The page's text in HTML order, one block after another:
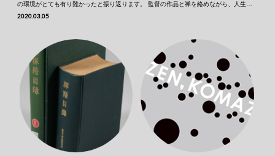
の環境がとても有り難かったと振り返ります。 監督の作品と禅を絡めながら、人生や
人の死について考えさせられる時間となりました。 ※この対談･･･
2020.03.05